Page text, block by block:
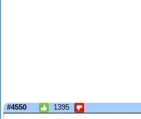
#4550 1395